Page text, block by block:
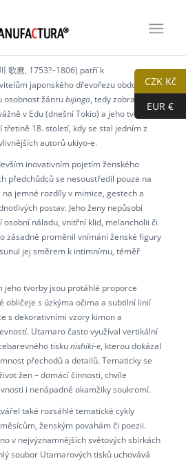
歌麿, 1753?–1806) patří k
japonského dřevořezu období Edo
osobnost žánrubijinga, tedy zobrazení
v Edu (dnešní Tokio) a jeho tvorba
18. století, kdy se stal jedním z
autorů ukiyo-e.
inovativním pojetím ženského
předchůdců se nesoustředil pouze na
jemné rozdíly v mimice, gestech a
postav. Jeho ženy nepůsobí
osobní náladu, vnitřní klid, melancholii či
zásadně proměnil vnímání ženské figury
jej směrem k intimnímu, téměř
jeho tvorby jsou protáhlé proporce
obličeje s úzkýma očima a subtilní linií
s dekorativními vzory kimon a
Utamaro často využíval vertikální
tiskunishiki-e, kterou dokázal
přechodů a detailů. Tematicky se
žen – domácí činnosti, chvíle
i nenápadné okamžiky soukromí.
také rozsáhlé tematické cykly
ženským povahám či poezii.
v nejvýznamnějších světových sbírkách
soubor Utamarových tisků uchovává
CZK Kč
EUR €